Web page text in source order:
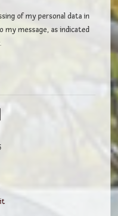
of my personal data in
message, as indicated